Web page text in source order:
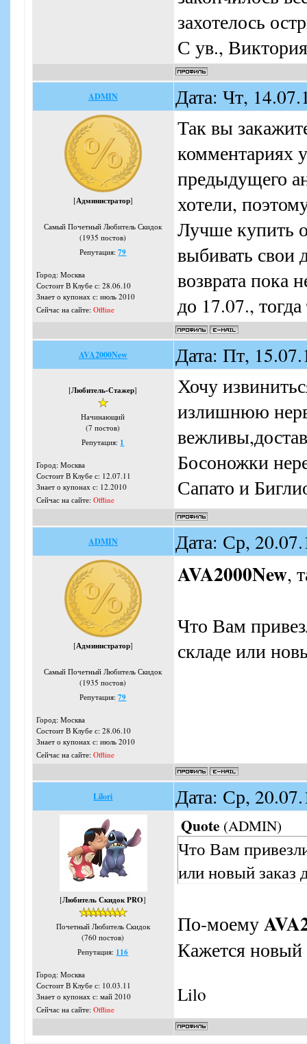
захотелось
С ув., Виктория
ADMIN Дата: Чт,
[Администратор]
Самый Почетный Любитель Скидок
(1935 постов)
Репутация:79
Город: Москва
Состоит В Клубе с: 28.06.10
Знает о купонах с: июль 2010
Сейчас на сайте: Offline
Так вы
комментариях
предыдущего
хотели,
Лучше купить
выбивать свои
возврата пока
до 17.07.,
AVA2000New Дата: Пт,
[Любитель-Стажер]
Начинающий
(7 постов)
Репутация: 1
Город: Москва
Состоит В Клубе с: 12.07.11
Знает о купонах с: 12.2010
Сейчас на сайте: Offline
Хочу
излишнюю
Босоножки
Сапато и
ADMIN Дата: Ср,
[Администратор]
Самый Почетный Любитель Скидок
(1935 постов)
Репутация:79
Город: Москва
Состоит В Клубе с: 28.06.10
Знает о купонах с: июль 2010
Сейчас на сайте: Offline
AVA2000New,
Что Вам
складе или
Lilori Дата: Ср,
[Любитель Скидок PRO]
Почетный Любитель Скидок
(760 постов)
Репутация: 116
Город: Москва
Состоит В Клубе с: 10.03.11
Знает о купонах с: май 2010
Сейчас на сайте: Offline
Quote (ADMIN)
Что Вам
или новый заказ
По-моему
Кажется новый
Lilo